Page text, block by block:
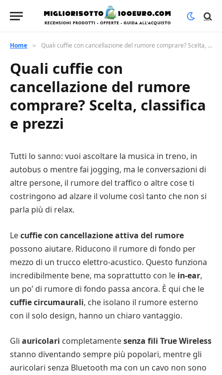
Home » Quali cuffie con cancellazione del rumore comprare? Scelta, classifica e prezzi
Quali cuffie con
cancellazione del rumore
comprare? Scelta, classifica
e prezzi
Tutti lo sanno: vuoi ascoltare la musica in treno, in
autobus o mentre fai jogging, ma le conversazioni di
altre persone, il rumore del traffico o altre cose ti
costringono ad alzare il volume così tanto che non si
parla più di relax.
Lecuffie con cancellazione attiva del rumore
possono aiutare. Riducono il rumore di fondo per
mezzo di un trucco elettro-acustico. Questo funziona
incredibilmente bene, ma soprattutto con le in-ear,
un po’ di rumore di fondo passa ancora. È qui che le
cuffie circumaurali, che isolano il rumore esterno
con il solo design, hanno un chiaro vantaggio.
Gli auricolari completamentesenza fili True Wireless
stanno diventando sempre più popolari, mentre gli
auricolari senza Bluetooth ma con un cavo non sono